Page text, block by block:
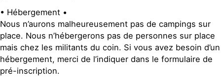
• Hébergement •
Nous n’aurons malheureusement pas de campings sur
place. Nous n’hébergerons pas de personnes sur place
mais chez les militants du coin. Si vous avez besoin d’un
hébergement, merci de l’indiquer dans le formulaire de
pré-inscription.